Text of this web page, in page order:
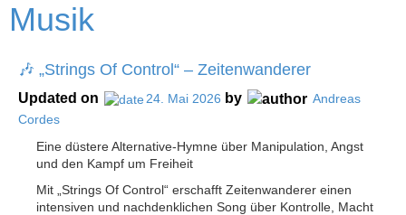
Musik
🎶 „Strings Of Control“ – Zeitenwanderer
Updated on 24. Mai 2026 by
Andreas
Cordes
Eine düstere Alternative-Hymne über Manipulation, Angst
und den Kampf um Freiheit
Mit „Strings Of Control“ erschafft Zeitenwanderer einen
intensiven und nachdenklichen Song über Kontrolle, Macht